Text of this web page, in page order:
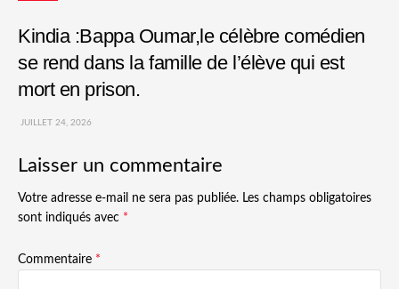
Kindia :Bappa Oumar,le célèbre comédien
se rend dans la famille de l’élève qui est
mort en prison.
JUILLET 24, 2026
Laisser un commentaire
Votre adresse e-mail ne sera pas publiée. Les champs obligatoires
sont indiqués avec *
Commentaire *